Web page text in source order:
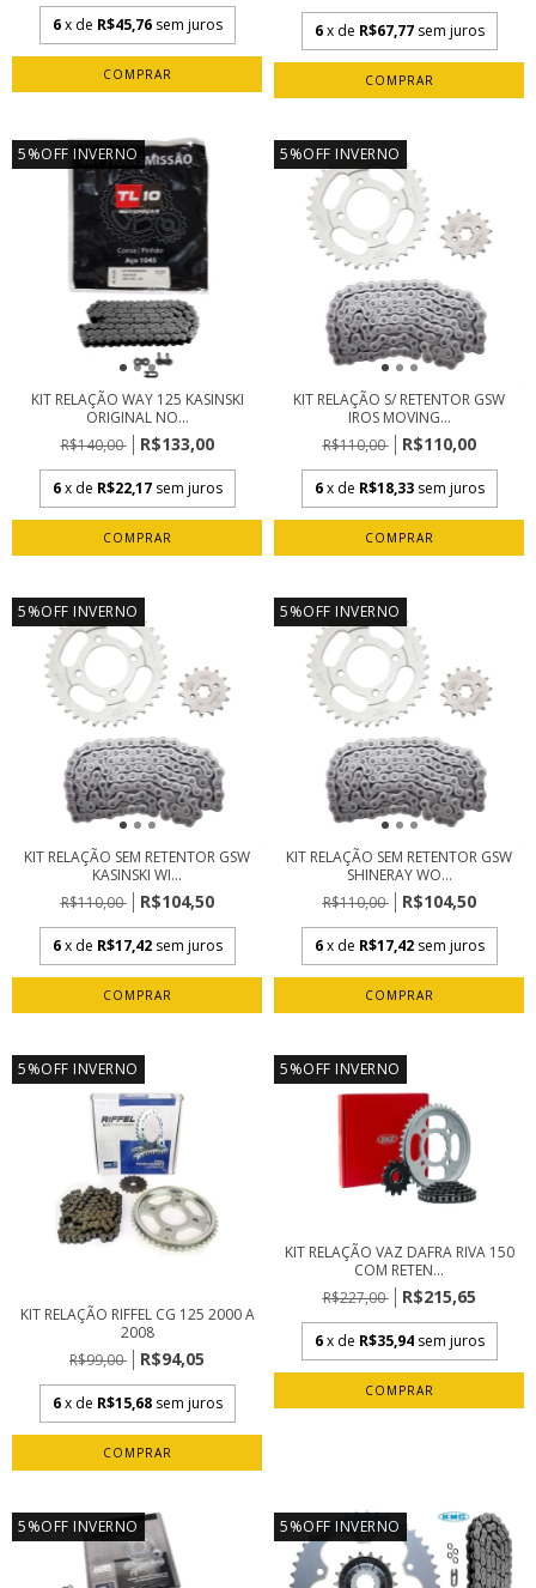
6 x de R$45,76 sem juros 6 x de R$67,77 sem juros
5%OFF INVERNO
KIT RELAÇÃO WAY 125 KASINSKI
ORIGINAL NO...
R$140,00
R$133,00
6 x de R$22,17 sem juros
5%OFF INVERNO
KIT RELAÇÃO S/ RETENTOR GSW
IROS MOVING...
R$110,00
R$110,00
6 x de R$18,33 sem juros
5%OFF INVERNO
KIT RELAÇÃO SEM RETENTOR GSW
KASINSKI WI...
R$110,00
R$104,50
6 x de R$17,42 sem juros
5%OFF INVERNO
KIT RELAÇÃO SEM RETENTOR GSW
SHINERAY WO...
R$110,00
R$104,50
6 x de R$17,42 sem juros
5%OFF INVERNO
KIT RELAÇÃO RIFFEL CG 125 2000 A
2008
R$99,00
R$94,05
6 x de R$15,68 sem juros
5%OFF INVERNO
KIT RELAÇÃO VAZ DAFRA RIVA 150
COM RETEN...
R$227,00
R$215,65
6 x de R$35,94 sem juros
5%OFF INVERNO 5%OFF INVERNO